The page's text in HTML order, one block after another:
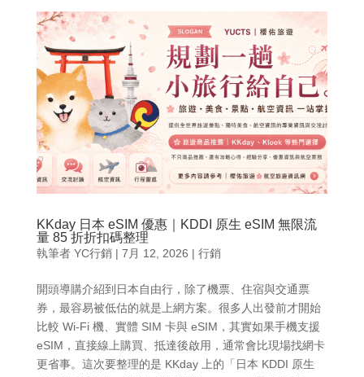
KKday 日本 eSIM 優惠｜KDDI 原生 eSIM 無限流
量 85 折折扣碼整理
執筆者 YC行銷| 7月 12, 2026 | 行銷
開頭導購介紹到日本自由行，除了機票、住宿與交通票
券，最容易被低估的就是上網方案。很多人出發前才開始
比較 Wi-Fi 機、實體 SIM 卡與 eSIM，其實如果手機支援
eSIM，直接線上購買、抵達後啟用，通常會比現場找網卡
更省事。這次要整理的是 KKday 上的「日本 KDDI 原生